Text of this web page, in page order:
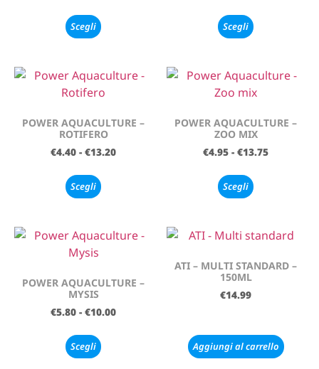
Scegli Scegli
POWER AQUACULTURE –
ROTIFERO
€4.40 - €13.20
Scegli
POWER AQUACULTURE –
ZOO MIX
€4.95 - €13.75
Scegli
POWER AQUACULTURE –
MYSIS
€5.80 - €10.00
Scegli
ATI – MULTI STANDARD –
150ML
€14.99
Aggiungi al carrello